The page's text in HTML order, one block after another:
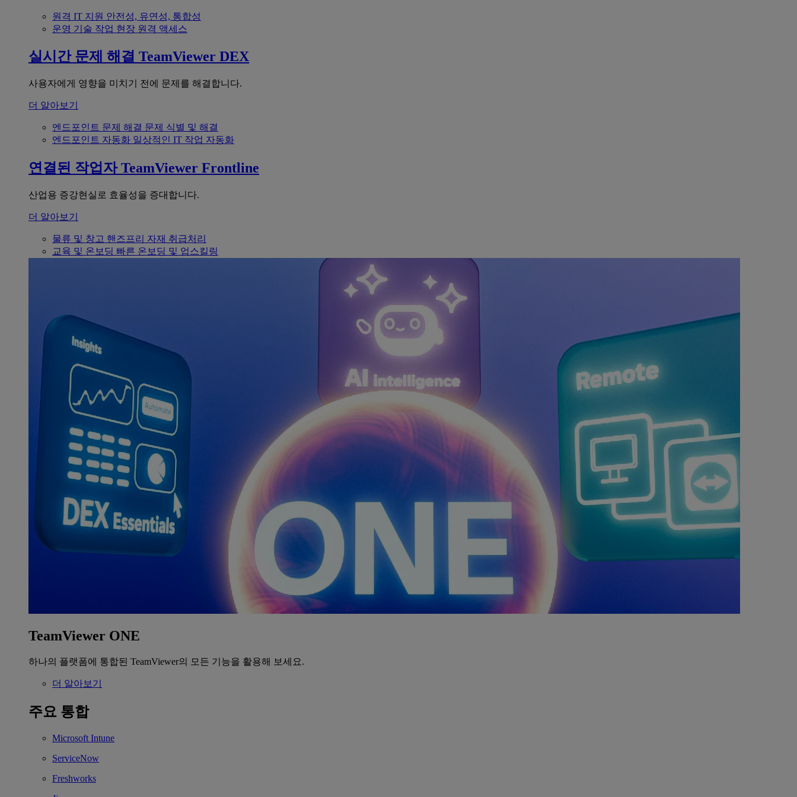
원격 IT 지원 안전성, 유연성, 통합성
운영 기술 작업 현장 원격 액세스
실시간 문제 해결 TeamViewer DEX
사용자에게 영향을 미치기 전에 문제를 해결합니다.
더 알아보기
엔드포인트 문제 해결 문제 식별 및 해결
엔드포인트 자동화 일상적인 IT 작업 자동화
연결된 작업자 TeamViewer Frontline
산업용 증강현실로 효율성을 증대합니다.
더 알아보기
물류 및 창고 핸즈프리 자재 취급처리
교육 및 온보딩 빠른 온보딩 및 업스킬링
TeamViewer ONE
하나의 플랫폼에 통합된 TeamViewer의 모든 기능을 활용해 보세요.
더 알아보기
주요 통합
Microsoft Intune
ServiceNow
Freshworks